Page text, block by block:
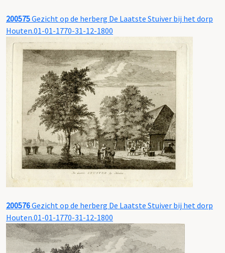
200575Gezicht op de herberg De Laatste Stuiver bij het dorp
Houten.01-01-1770-31-12-1800
200576Gezicht op de herberg De Laatste Stuiver bij het dorp
Houten.01-01-1770-31-12-1800